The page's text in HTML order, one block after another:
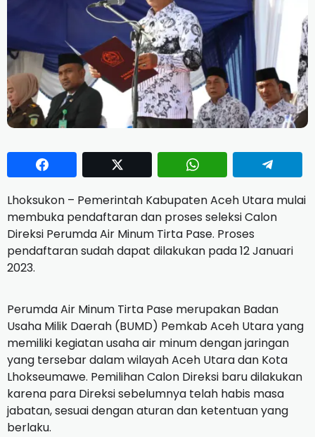
Lhoksukon – Pemerintah Kabupaten Aceh Utara mulai
membuka pendaftaran dan proses seleksi Calon
Direksi Perumda Air Minum Tirta Pase. Proses
pendaftaran sudah dapat dilakukan pada 12 Januari
2023.
Perumda Air Minum Tirta Pase merupakan Badan
Usaha Milik Daerah (BUMD) Pemkab Aceh Utara yang
memiliki kegiatan usaha air minum dengan jaringan
yang tersebar dalam wilayah Aceh Utara dan Kota
Lhokseumawe. Pemilihan Calon Direksi baru dilakukan
karena para Direksi sebelumnya telah habis masa
jabatan, sesuai dengan aturan dan ketentuan yang
berlaku.